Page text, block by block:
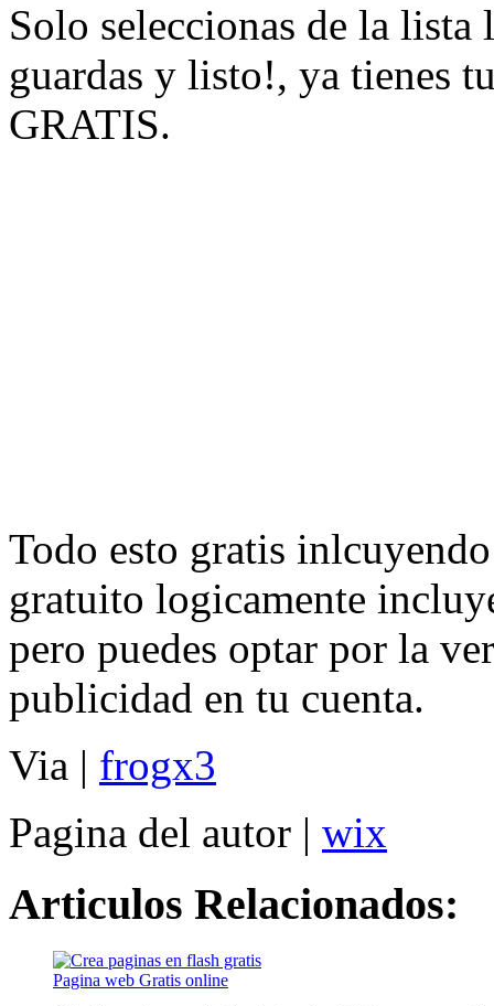
Solo seleccionas de la
guardas y listo!, ya tienes
GRATIS.
Todo esto gratis
gratuito logicamente
pero puedes optar por la
publicidad en tu cuenta.
Via | frogx3
Pagina del autor | wix
Articulos Relacionados:
Pagina web Gratis online